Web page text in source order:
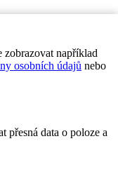
zobrazovat například
osobních údajů nebo
přesná data o poloze a